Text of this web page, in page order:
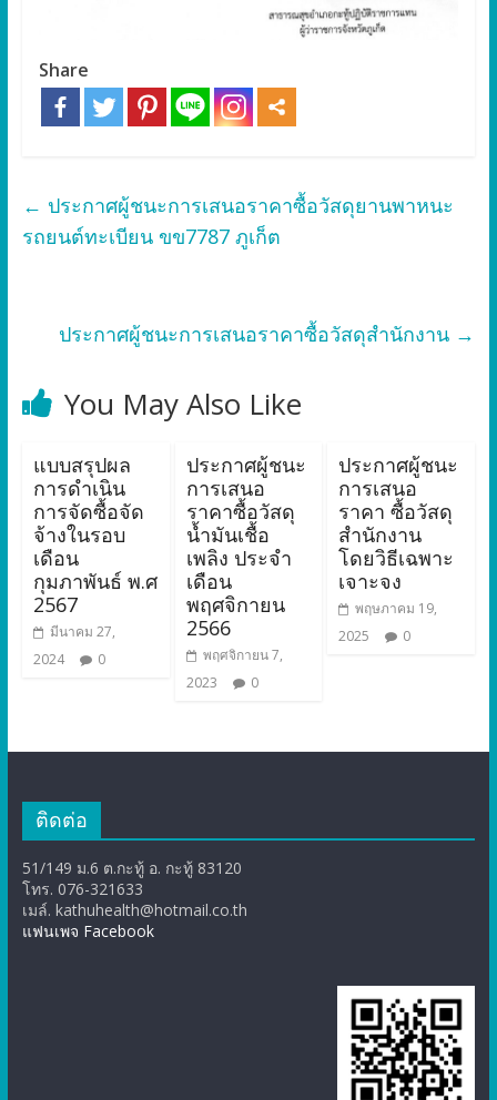
Share
← ประกาศผู้ชนะการเสนอราคาซื้อวัสดุยานพาหนะ
รถยนต์ทะเบียน ขข7787 ภูเก็ต
ประกาศผู้ชนะการเสนอราคาซื้อวัสดุสำนักงาน →
You May Also Like
แบบสรุปผล
การดำเนิน
การจัดซื้อจัด
จ้างในรอบ
เดือน
กุมภาพันธ์ พ.ศ
2567
มีนาคม 27,
2024
0
ประกาศผู้ชนะ
การเสนอ
ราคาซื้อวัสดุ
น้ำมันเชื้อ
เพลิง ประจำ
เดือน
พฤศจิกายน
2566
พฤศจิกายน 7,
2023
0
ประกาศผู้ชนะ
การเสนอ
ราคา ซื้อวัสดุ
สำนักงาน
โดยวิธีเฉพาะ
เจาะจง
พฤษภาคม 19,
2025
0
ติดต่อ
51/149 ม.6 ต.กะทู้ อ. กะทู้ 83120
โทร. 076-321633
เมล์. kathuhealth@hotmail.co.th
แฟนเพจ Facebook